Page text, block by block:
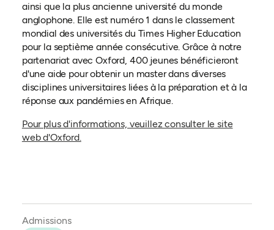
ainsi que la plus ancienne université du monde
anglophone. Elle est numéro 1 dans le classement
mondial des universités du Times Higher Education
pour la septième année consécutive. Grâce à notre
partenariat avec Oxford, 400 jeunes bénéficieront
d'une aide pour obtenir un master dans diverses
disciplines universitaires liées à la préparation et à la
réponse aux pandémies en Afrique.
Pour plus d'informations, veuillez consulter le site
web d'Oxford.
Admissions